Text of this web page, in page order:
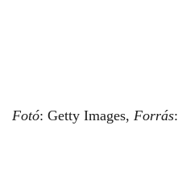
Fotó: Getty Images, Forrás: